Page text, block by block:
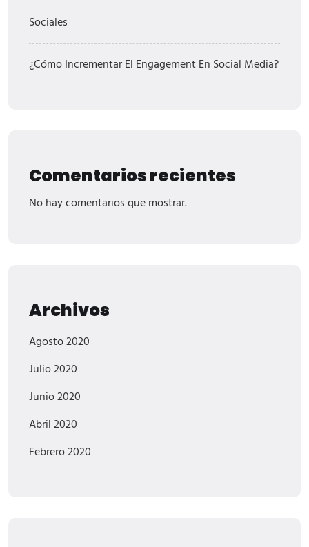
Sociales
¿Cómo Incrementar El Engagement En Social Media?
Comentarios recientes
No hay comentarios que mostrar.
Archivos
Agosto 2020
Julio 2020
Junio 2020
Abril 2020
Febrero 2020